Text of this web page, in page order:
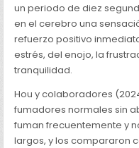
un periodo de diez
en el cerebro una
refuerzo positivo
estrés, del enojo, la
tranquilidad.
Hou y colaboradores
fumadores normales sin
fuman frecuentemente y
largos, y los compararon